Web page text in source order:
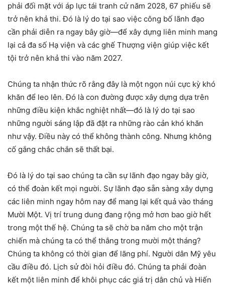
phải đối mặt với áp lực tái tranh cử năm 2028, 67 phiếu sẽ
trở nên khả thi. Đó là lý do tại sao việc công bố lãnh đạo
cần phải diễn ra ngay bây giờ—để xây dựng liên minh mang
lại cả đa số Hạ viện và các ghế Thượng viện giúp việc kết
tội trở nên khả thi vào năm 2027.
Chúng ta nhận thức rõ rằng đây là một ngọn núi cực kỳ khó
khăn để leo lên. Đó là con đường được xây dựng dựa trên
những điều kiện khắc nghiệt nhất—đó là lý do tại sao
những người sáng lập đã đặt ra những rào cản khó khăn
như vậy. Điều này có thể không thành công. Nhưng không
cố gắng chắc chắn sẽ thất bại.
Đó là lý do tại sao chúng ta cần sự lãnh đạo ngay bây giờ,
có thể đoàn kết mọi người. Sự lãnh đạo sẵn sàng xây dựng
các liên minh ngay hôm nay để mang lại kết quả vào tháng
Mười Một. Vị trí trung dung đang rộng mở hơn bao giờ hết
trong một thế hệ. Chúng ta sẽ chờ ba năm cho một trận
chiến mà chúng ta có thể thắng trong mười một tháng?
Chúng ta không có thời gian để lãng phí. Người dân Mỹ yêu
cầu điều đó. Lịch sử đòi hỏi điều đó. Chúng ta phải đoàn
kết một liên minh để khôi phục các giá trị dân chủ và Hiến